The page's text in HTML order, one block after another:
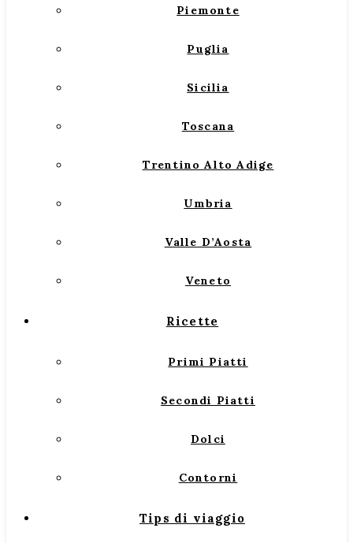
Piemonte
Puglia
Sicilia
Toscana
Trentino Alto Adige
Umbria
Valle D’Aosta
Veneto
Ricette
Primi Piatti
Secondi Piatti
Dolci
Contorni
Tips di viaggio